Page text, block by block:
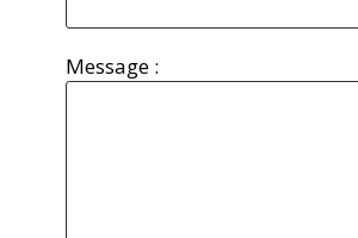
Message :